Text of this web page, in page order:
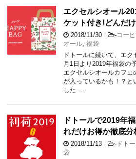
エクセルシオール
ケット付き!どんだ
2018/11/30 -コー
オール 福袋
ドトールに続いて、エ
月1日より2019年福袋の
エクセルシオールカフェ
が入っているかも！？と
した …
ドトールで2019年
れだけお得か徹底分
2018/11/13 - ドト
袋